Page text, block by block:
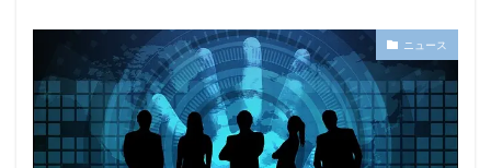
ニュース